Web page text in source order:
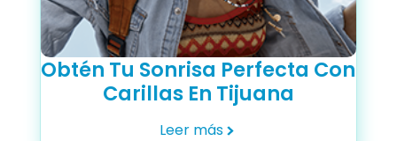
Obtén Tu Sonrisa Perfecta Con
Carillas En Tijuana
Leer más